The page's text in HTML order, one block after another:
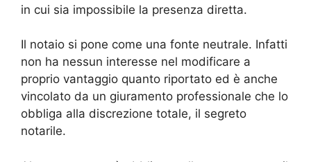
in cui sia impossibile la presenza diretta.
Il notaio si pone come una fonte neutrale. Infatti
non ha nessun interesse nel modificare a
proprio vantaggio quanto riportato ed è anche
vincolato da un giuramento professionale che lo
obbliga alla discrezione totale, il segreto
notarile.